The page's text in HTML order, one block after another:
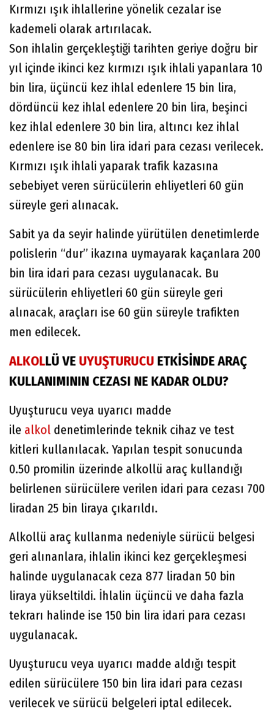
Kırmızı ışık ihlallerine yönelik cezalar ise
kademeli olarak artırılacak.
Son ihlalin gerçekleştiği tarihten geriye doğru bir
yıl içinde ikinci kez kırmızı ışık ihlali yapanlara 10
bin lira, üçüncü kez ihlal edenlere 15 bin lira,
dördüncü kez ihlal edenlere 20 bin lira, beşinci
kez ihlal edenlere 30 bin lira, altıncı kez ihlal
edenlere ise 80 bin lira idari para cezası verilecek.
Kırmızı ışık ihlali yaparak trafik kazasına
sebebiyet veren sürücülerin ehliyetleri 60 gün
süreyle geri alınacak.
Sabit ya da seyir halinde yürütülen denetimlerde
polislerin “dur” ikazına uymayarak kaçanlara 200
bin lira idari para cezası uygulanacak. Bu
sürücülerin ehliyetleri 60 gün süreyle geri
alınacak, araçları ise 60 gün süreyle trafikten
men edilecek.
ALKOLLÜ VE UYUŞTURUCU ETKİSİNDE ARAÇ
KULLANIMININ CEZASI NE KADAR OLDU?
Uyuşturucu veya uyarıcı madde
ile alkol denetimlerinde teknik cihaz ve test
kitleri kullanılacak. Yapılan tespit sonucunda
0.50 promilin üzerinde alkollü araç kullandığı
belirlenen sürücülere verilen idari para cezası 700
liradan 25 bin liraya çıkarıldı.
Alkollü araç kullanma nedeniyle sürücü belgesi
geri alınanlara, ihlalin ikinci kez gerçekleşmesi
halinde uygulanacak ceza 877 liradan 50 bin
liraya yükseltildi. İhlalin üçüncü ve daha fazla
tekrarı halinde ise 150 bin lira idari para cezası
uygulanacak.
Uyuşturucu veya uyarıcı madde aldığı tespit
edilen sürücülere 150 bin lira idari para cezası
verilecek ve sürücü belgeleri iptal edilecek.